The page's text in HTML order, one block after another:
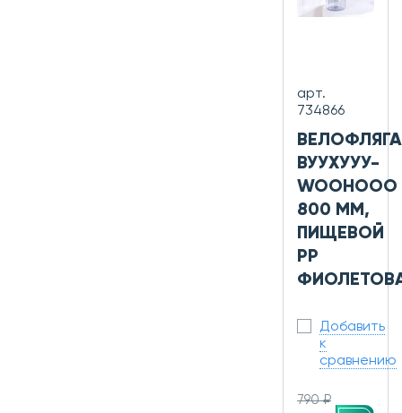
арт.
734866
ВЕЛОФЛЯГА
ВУУХУУУ-
WOOHOOO
800 ММ,
ПИЩЕВОЙ
PP
Добавить
к
сравнению
790 ₽